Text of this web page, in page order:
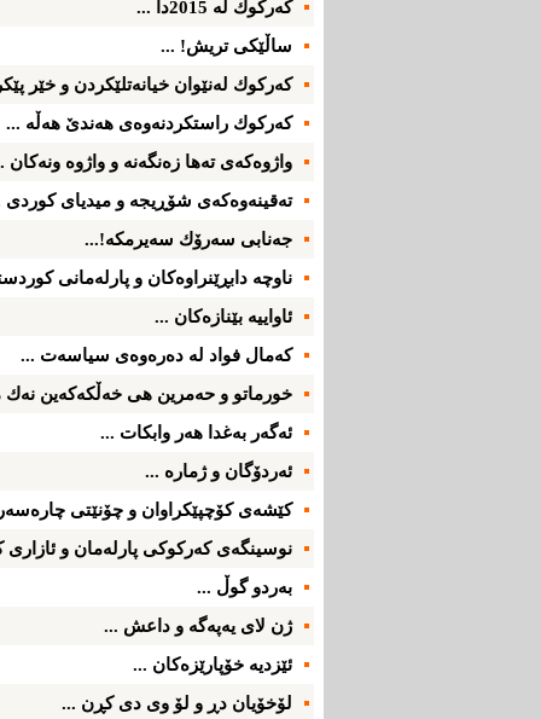
كه‌ركوك له‌ 2015دا ...
ساڵێكی‌ تریش! ...
كه‌ركوك له‌نێوان خیانه‌تلێكردن و خێر
كه‌ركوك راستكردنه‌وه‌ی‌ هه‌ندێ‌ هه‌ڵه‌ ...
واژوه‌كه‌ی ته‌ها زه‌نگه‌نه‌ و واژوه‌ ونه‌كان
ته‌قینه‌وه‌كه‌ی‌ شۆڕیجه ‌و میدیای‌ كوردی‌
جه‌نابی سه‌رۆك سه‌یرمكه‌!...
ناوچه‌ دابڕێنراوه‌كان و پارله‌مانی‌
ئاواییه‌ بێنازه‌كان ...
كه‌مال فواد له‌ ده‌ره‌وه‌ی‌ سیاسه‌ت ...
خورماتو و حه‌مرین هی‌ خه‌ڵكه‌كه‌ین نه‌ك
ئه‌گه‌ر به‌غدا هه‌ر وابكات ...
ئه‌ردۆگان و ژماره‌ ...
كێشه‌ی‌ كۆچپێكراوان و چۆنێتی‌
نوسینگه‌ی‌ كه‌ركوكی‌ پارله‌مان و ئازاری‌
به‌ردو گوڵ ...
ژن لای‌ یه‌په‌گه‌ و داعش ...
ئێزدیه‌ خۆپارێزه‌كان ...
لۆخۆیان دڕ و لۆ وی‌ دی‌ كڕن ...